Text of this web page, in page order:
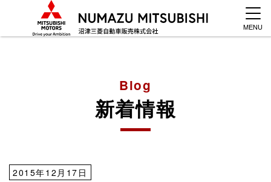
MENU
Blog
新着情報
2015年12月17日